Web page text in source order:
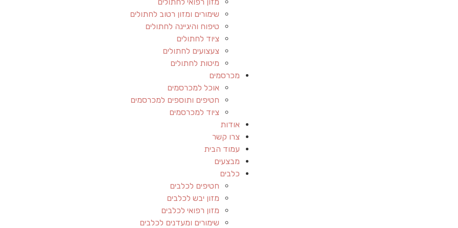
מזון רפואי לחתולים
שימורים ומזון רטוב לחתולים
טיפוח והיגיינה לחתולים
ציוד לחתולים
צעצועים לחתולים
מיטות לחתולים
מכרסמים
אוכל למכרסמים
חטיפים ותוספים למכרסמים
ציוד למכרסמים
אודות
צרו קשר
עמוד הבית
מבצעים
כלבים
חטיפים לכלבים
מזון יבש לכלבים
מזון רפואי לכלבים
שימורים ומעדנים לכלבים